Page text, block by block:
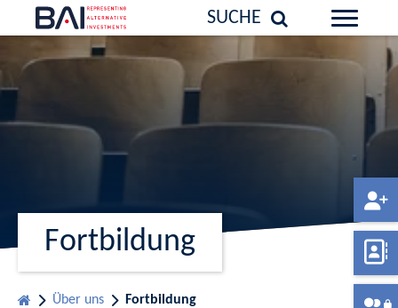
SUCHE
Fortbildung
Über uns Fortbildung